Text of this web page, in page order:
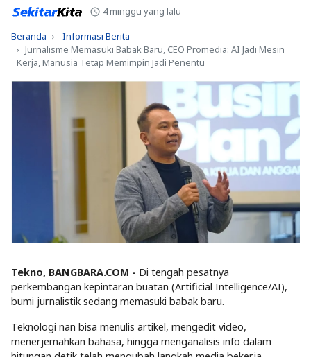
4 minggu yang lalu
Beranda
Informasi Berita
Jurnalisme Memasuki Babak Baru, CEO Promedia: AI Jadi Mesin
Kerja, Manusia Tetap Memimpin Jadi Penentu
Tekno, BANGBARA.COM - Di tengah pesatnya
perkembangan kepintaran buatan (Artificial Intelligence/AI),
bumi jurnalistik sedang memasuki babak baru.
Teknologi nan bisa menulis artikel, mengedit video,
menerjemahkan bahasa, hingga menganalisis info dalam